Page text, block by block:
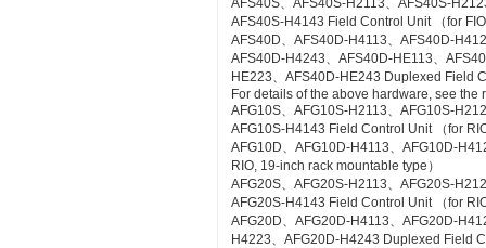
AFS40S、AFS40S-H2113、AFS40S-
AFS40S-H4143 Field Control Unit （for
AFS40D、AFS40D-H4113、AFS40D-
AFS40D-H4243、AFS40D-HE113、
HE223、AFS40D-HE243 Duplexed Field
For details of the above hardware, see the
AFG10S、AFG10S-H2113、AFG10S-
AFG10S-H4143 Field Control Unit （for
AFG10D、AFG10D-H4113、AFG10D-
RIO, 19-inch rack mountable type）
AFG20S、AFG20S-H2113、AFG20S-
AFG20S-H4143 Field Control Unit （for
AFG20D、AFG20D-H4113、AFG20D-
H4223、AFG20D-H4243 Duplexed Field